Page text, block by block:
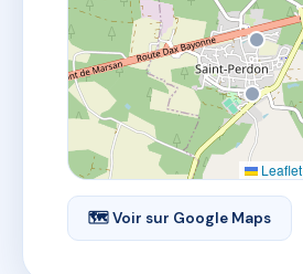
Leaflet
🗺 Voir sur Google Maps